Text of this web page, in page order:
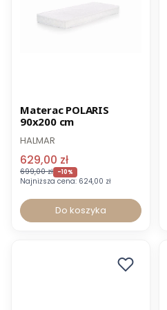
Promocja
Materac POLARIS
90x200 cm
HALMAR
629,00 zł
699,00 zł -10%
Najniższa cena: 624,00 zł
Do koszyka